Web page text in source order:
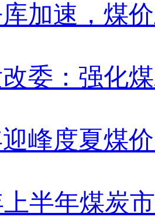
加速，煤
委：强化
峰度夏煤
上半年煤炭